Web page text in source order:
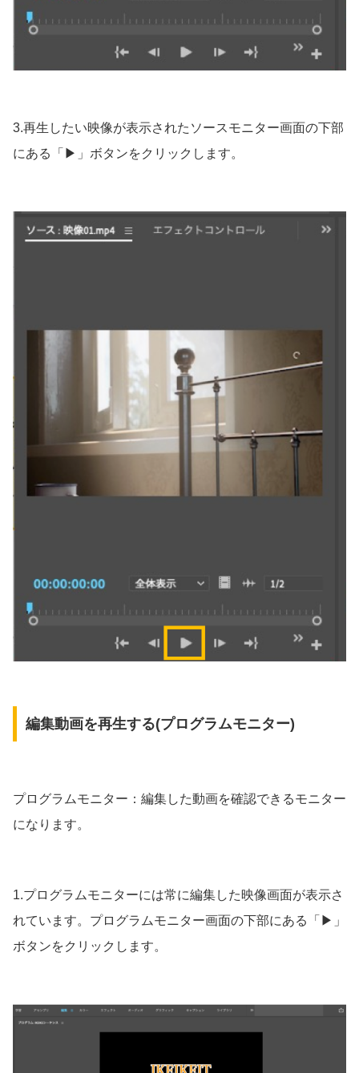
3.再生したい映像が表示されたソースモニター画面の下部
にある「▶︎」ボタンをクリックします。
編集動画を再生する(プログラムモニター)
プログラムモニター：編集した動画を確認できるモニター
になります。
1.プログラムモニターには常に編集した映像画面が表示さ
れています。プログラムモニター画面の下部にある「▶︎」
ボタンをクリックします。